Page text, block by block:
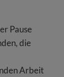
Pause
die
Arbeit